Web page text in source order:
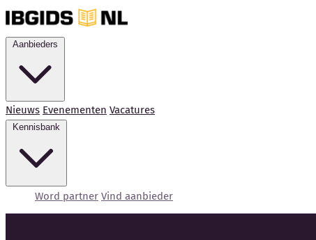
Nieuws Evenementen Vacatures
Word partner Vind aanbieder